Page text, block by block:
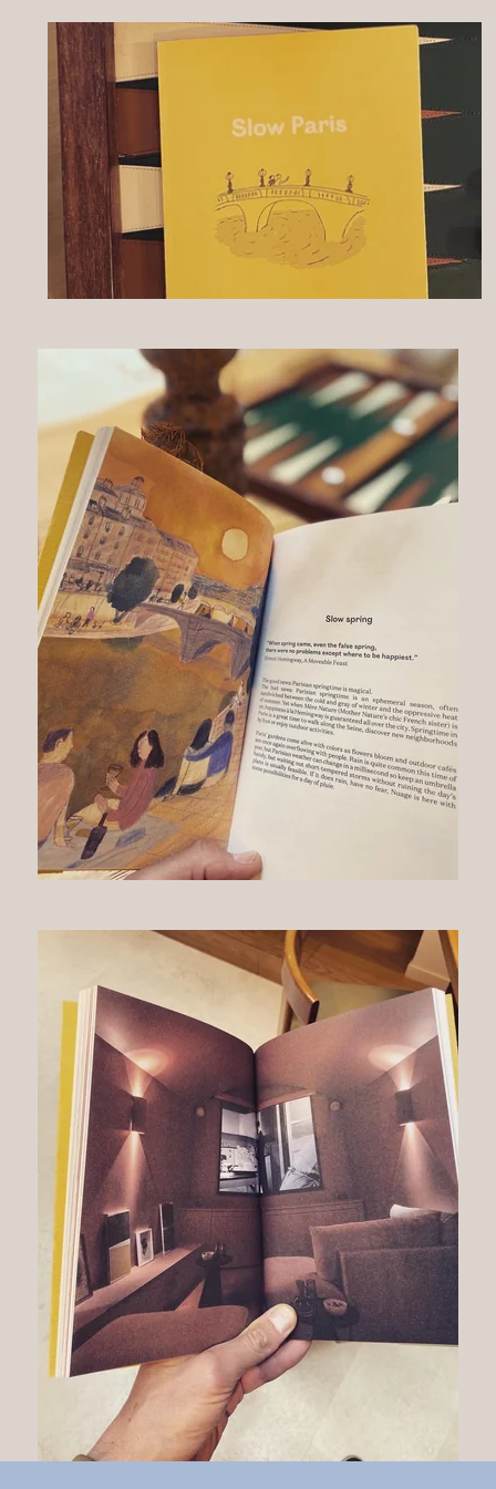
Notre histoire
Chambres & Suites
Photos
Boire et manger
Services
Séjours sur mesure
Slow Paris
Revue de presse
CONTACT
30 Rue Jean Mermoz
T. +33 1 42 25 75 30
75008 France
info@nuage.paris